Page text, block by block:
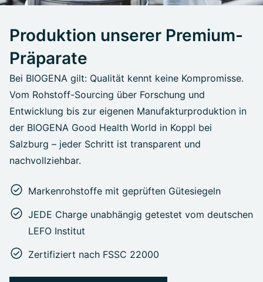
Produktion unserer Premium-
Präparate
Bei BIOGENA gilt: Qualität kennt keine Kompromisse.
Vom Rohstoff-Sourcing über Forschung und
Entwicklung bis zur eigenen Manufakturproduktion in
der BIOGENA Good Health World in Koppl bei
Salzburg – jeder Schritt ist transparent und
nachvollziehbar.
Markenrohstoffe mit geprüften Gütesiegeln
JEDE Charge unabhängig getestet vom deutschen
LEFO Institut
Zertifiziert nach FSSC 22000